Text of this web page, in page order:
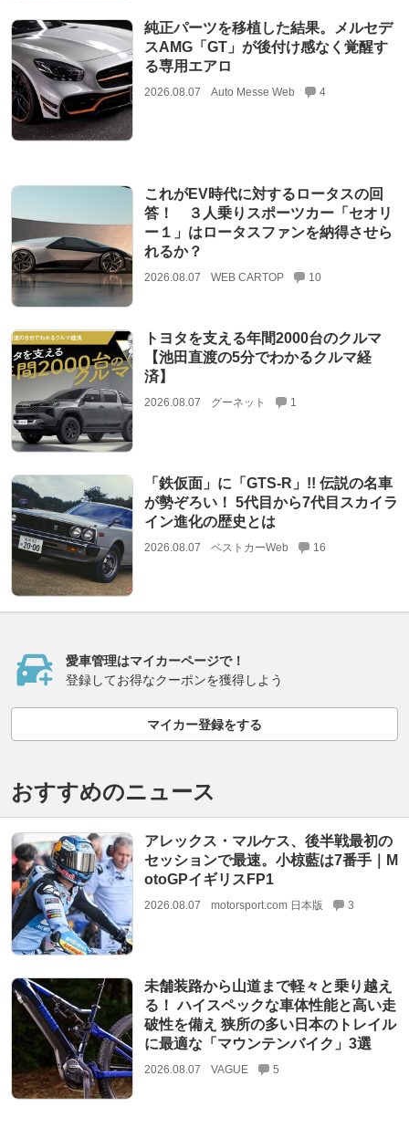
純正パーツを移植した結果。メルセデ
スAMG「GT」が後付け感なく覚醒す
る専用エアロ
2026.08.07 Auto Messe Web 4
これがEV時代に対するロータスの回
答！ ３人乗りスポーツカー「セオリ
ー１」はロータスファンを納得させら
れるか？
2026.08.07 WEB CARTOP 10
トヨタを支える年間2000台のクルマ
【池田直渡の5分でわかるクルマ経
済】
2026.08.07 グーネット 1
「鉄仮面」に「GTS-R」!! 伝説の名車
が勢ぞろい！ 5代目から7代目スカイラ
イン進化の歴史とは
2026.08.07 ベストカーWeb 16
愛車管理はマイカーページで！
登録してお得なクーポンを獲得しよう
マイカー登録をする
おすすめのニュース
アレックス・マルケス、後半戦最初の
セッションで最速。小椋藍は7番手｜M
otoGPイギリスFP1
2026.08.07 motorsport.com 日本版 3
未舗装路から山道まで軽々と乗り越え
る！ ハイスペックな車体性能と高い走
破性を備え 狭所の多い日本のトレイル
に最適な「マウンテンバイク」3選
2026.08.07 VAGUE 5